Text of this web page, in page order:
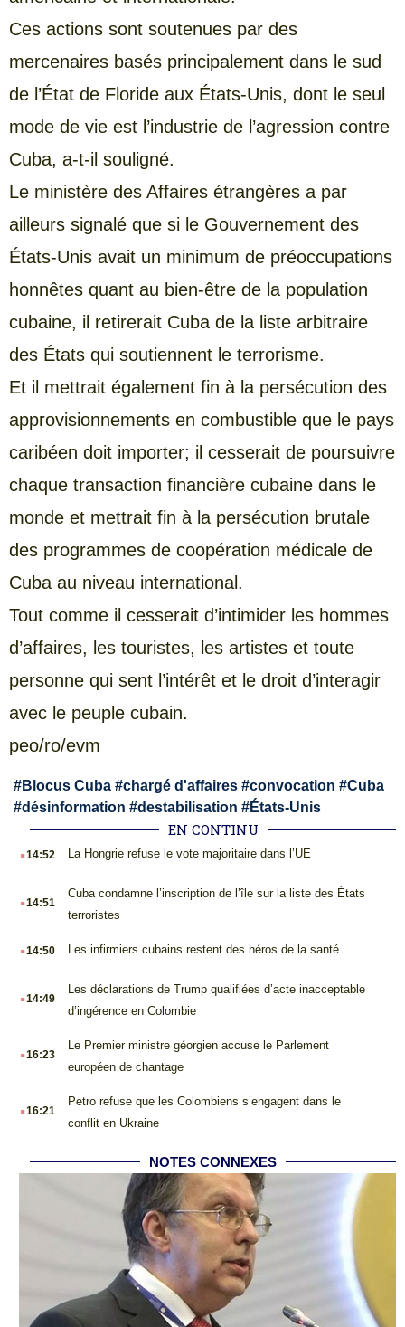
Ces actions sont soutenues par des
mercenaires basés principalement dans le sud
de l’État de Floride aux États-Unis, dont le seul
mode de vie est l’industrie de l’agression contre
Cuba, a-t-il souligné.
Le ministère des Affaires étrangères a par
ailleurs signalé que si le Gouvernement des
États-Unis avait un minimum de préoccupations
honnêtes quant au bien-être de la population
cubaine, il retirerait Cuba de la liste arbitraire
des États qui soutiennent le terrorisme.
Et il mettrait également fin à la persécution des
approvisionnements en combustible que le pays
caribéen doit importer; il cesserait de poursuivre
chaque transaction financière cubaine dans le
monde et mettrait fin à la persécution brutale
des programmes de coopération médicale de
Cuba au niveau international.
Tout comme il cesserait d’intimider les hommes
d’affaires, les touristes, les artistes et toute
personne qui sent l’intérêt et le droit d’interagir
avec le peuple cubain.
peo/ro/evm
#Blocus Cuba #chargé d'affaires #convocation #Cuba
#désinformation #destabilisation #États-Unis
EN CONTINU
.14:52 La Hongrie refuse le vote majoritaire dans l’UE
.14:51
Cuba condamne l’inscription de l’île sur la liste des États
terroristes
.14:50 Les infirmiers cubains restent des héros de la santé
.14:49
Les déclarations de Trump qualifiées d’acte inacceptable
d’ingérence en Colombie
.16:23
Le Premier ministre géorgien accuse le Parlement
européen de chantage
.16:21
Petro refuse que les Colombiens s’engagent dans le
conflit en Ukraine
NOTES CONNEXES